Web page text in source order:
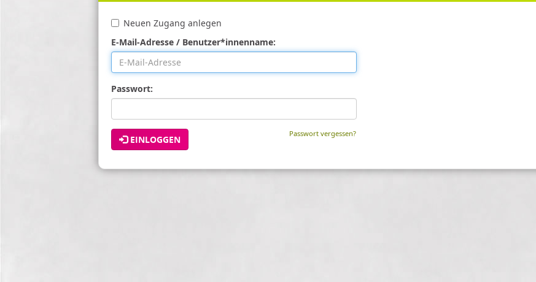
Neuen Zugang anlegen
E-Mail-Adresse / Benutzer*innenname:
Passwort:
EINLOGGEN
Passwort vergessen?